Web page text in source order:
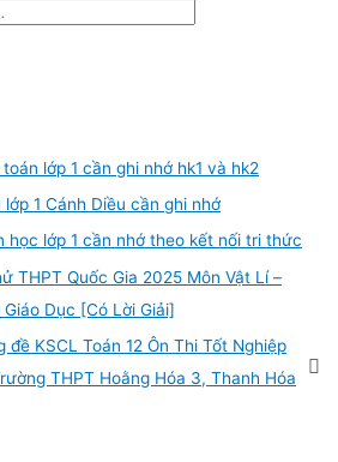
lớp 1 cần ghi nhớ hk1 và hk2
1 Cánh Diều cần ghi nhớ
học lớp 1 cần nhớ theo kết nối tri thức
THPT Quốc Gia 2025 Môn Vật Lí –
Dục [Có Lời Giải]
đề KSCL Toán 12 Ôn Thi Tốt Nghiệp
THPT Hoằng Hóa 3, Thanh Hóa